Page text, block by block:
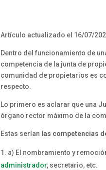
Artículo actualizado el 16/07/
Dentro del funcionamiento de
competencia de la junta de
comunidad de propietarios es
respecto.
Lo primero es aclarar que una
órgano rector máximo de la
Estas serían las competencias
a) El nombramiento y
administrador, secretario, etc.